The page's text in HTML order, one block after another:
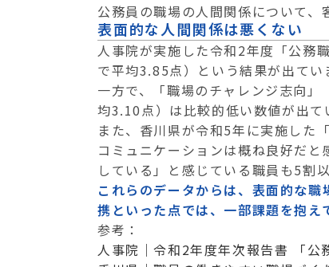
公務員の職場の人間関係について、
表面的な人間関係は悪くない
人事院が実施した令和2年度「公務
で平均3.85点）という結果が出てい
一方で、「職場のチャレンジ志向
均3.10点）は比較的低い数値が出て
また、香川県が令和5年に実施した
コミュニケーションは概ね良好だ
している」と感じている職員も5割
これらのデータからは、表面的な
携といった点では、一部課題を抱え
参考：
人事院｜令和2年度年次報告書 「